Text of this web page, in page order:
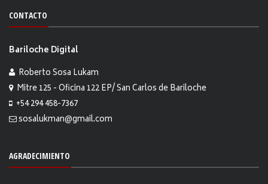
CONTACTO
Bariloche Digital
Roberto Sosa Lukam
Mitre 125 - Oficina 122 EP/ San Carlos de Bariloche
+54 294 458-7367
sosalukman@gmail.com
AGRADECIMIENTO